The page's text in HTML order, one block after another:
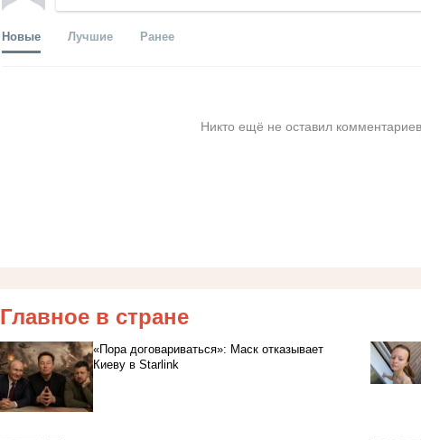
Новые Лучшие Ранее
Никто ещё не оставил
Главное в стране
«Пора договариваться»: Маск отказывает
Киеву в Starlink